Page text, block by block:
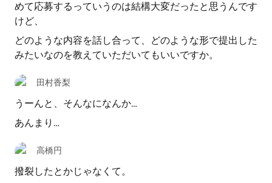
めて応募するっていうのは結構大変だったと思うんです
けど、
どのような内容を話し合って、どのような形で提出した
みたいなのを教えていただいてもいいですか。
田村香梨
うーんと、そんなになんか…
あんまり…
高橋円
撥裂したとかじゃなくて。